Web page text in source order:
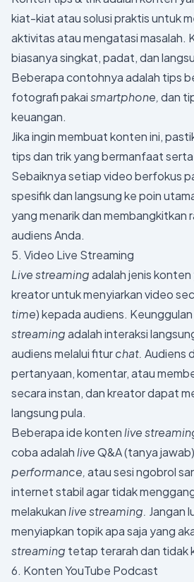
kiat-kiat atau solusi praktis untuk
aktivitas atau mengatasi masalah.
biasanya singkat, padat, dan
Beberapa contohnya adalah tips
fotografi pakaismartphone, dan
keuangan.
Jika ingin membuat konten ini,
tips dan trik yang bermanfaat
Sebaiknya setiap video berfokus
spesifik dan langsung ke poin
yang menarik dan membangkitkan
audiens Anda.
5. Video Live Streaming
Live streamingadalah jenis
kreator untuk menyiarkan video
time) kepada audiens.
streamingadalah interaksi
audiens melalui fiturchat. Audiens
pertanyaan, komentar, atau
secara instan, dan kreator dapat
langsung pula.
Beberapa ide kontenlive
coba adalahliveQ&A (tanya
performance, atau sesi ngobrol
internet stabil agar tidak
melakukanlive streaming. Jangan
menyiapkan topik apa saja yang
streaming tetap terarah dan tidak
6. Konten YouTube Podcast